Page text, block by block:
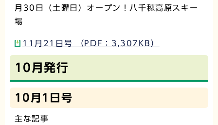
月30日（土曜日）オープン！八千穂高原スキー
場
11月21日号 （PDF：3,307KB）
10月発行
10月1日号
主な記事